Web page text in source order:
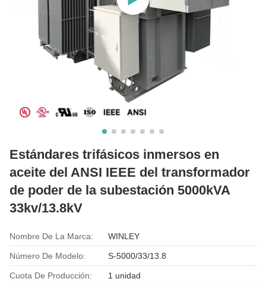
Estándares trifásicos inmersos en
aceite del ANSI IEEE del transformador
de poder de la subestación 5000kVA
33kv/13.8kV
Nombre De La Marca: WINLEY
Número De Modelo: S-5000/33/13.8
Cuota De Producción: 1 unidad